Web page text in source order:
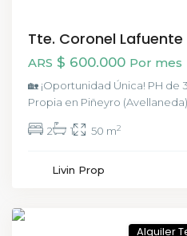
Tte. Coronel
ARS $ 600.000 Por mes
🏡 ¡Oportunidad Única! PH de
Propia en Piñeyro
2 1 50 m2
Livin Prop
Alquiler